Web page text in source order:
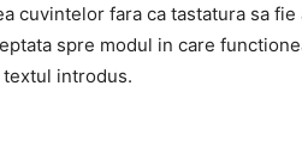
cuvintelor fara ca tastatura sa
spre modul in care
introdus.